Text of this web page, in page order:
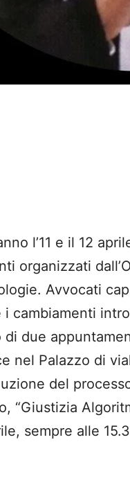
l’11 e il 12
organizzati
Avvocati
i cambiamenti
due
nel Palazzo di
del
“Giustizia
sempre alle